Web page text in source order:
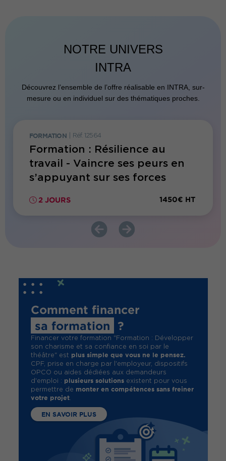
NOTRE UNIVERS
INTRA
Découvrez l’ensemble de l’offre réalisable en INTRA, sur-
mesure ou en individuel sur des thématiques proches.
FORMATION Réf. 12564
Formation : Résilience au
travail - Vaincre ses peurs en
s’appuyant sur ses forces
2 JOURS 1450€ HT
Comment financer
sa formation
?
Financer votre formation "Formation : Développer
son charisme et sa confiance en soi par le
théâtre" est plus simple que vous ne le pensez.
CPF, prise en charge par l'employeur, dispositifs
OPCO ou aides dédiées aux demandeurs
d'emploi : plusieurs solutionsexistent pour vous
permettre de monter en compétences sans freiner
votre projet.
EN SAVOIR PLUS